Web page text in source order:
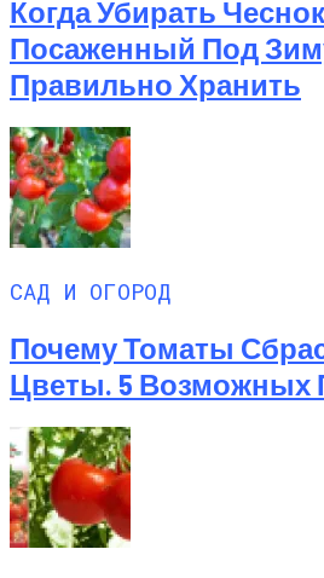
Когда Убирать
Посаженный Под
Правильно Хранить
САД И ОГОРОД
Почему Томаты
Цветы. 5 Возможных